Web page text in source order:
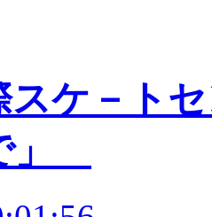
スケ－ト
」